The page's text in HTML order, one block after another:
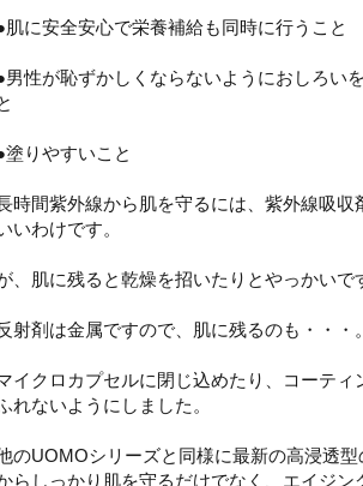
肌に安全安心で栄養補給も同時に行うこと
男性が恥ずかしくならないようにおしろい
塗りやすいこと
時間紫外線から肌を守るには、紫外線吸収
いわけです。
、肌に残ると乾燥を招いたりとやっかいで
射剤は金属ですので、肌に残るのも・・・
イクロカプセルに閉じ込めたり、コーテ
れないようにしました。
のUOMOシリーズと同様に最新の高浸透
らしっかり肌を守るだけでなく、エイジン